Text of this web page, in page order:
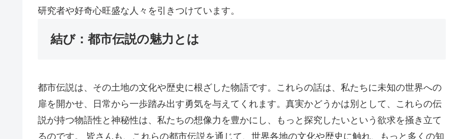
研究者や好奇心旺盛な人々を引きつけています。
結び：都市伝説の魅力とは
都市伝説は、その土地の文化や歴史に根ざした物語です。これらの話は、私たちに未知の世界への
扉を開かせ、日常から一歩踏み出す勇気を与えてくれます。真実かどうかは別として、これらの伝
説が持つ物語性と神秘性は、私たちの想像力を豊かにし、もっと探究したいという欲求を掻き立て
るのです。 皆さんも、これらの都市伝説を通じて、世界各地の文化や歴史に触れ、もっと多くの知